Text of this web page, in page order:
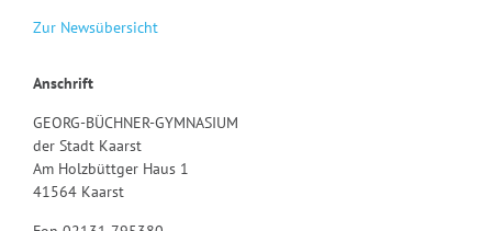
Zur Newsübersicht
Anschrift
GEORG-BÜCHNER-GYMNASIUM
der Stadt Kaarst
Am Holzbüttger Haus 1
41564 Kaarst